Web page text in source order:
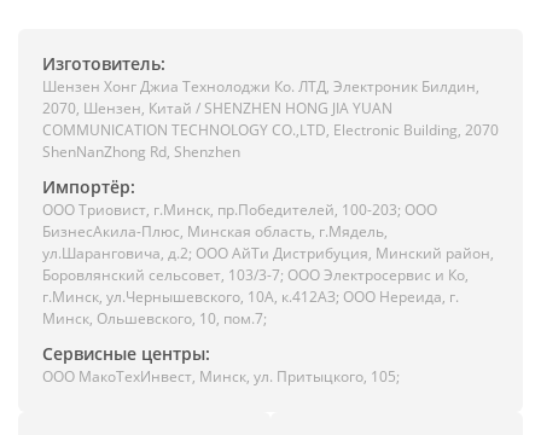
Изготовитель:
Шензен Хонг Джиа Технолоджи Ко. ЛТД, Электроник Билдин,
2070, Шензен, Китай / SHENZHEN HONG JIA YUAN
COMMUNICATION TECHNOLOGY CO.,LTD, Electronic Building, 2070
ShenNanZhong Rd, Shenzhen
Импортёр:
ООО Триовист, г.Минск, пр.Победителей, 100-203; ООО
БизнесАкила-Плюс, Минская область, г.Мядель,
ул.Шаранговича, д.2; ООО АйТи Дистрибуция, Минский район,
Боровлянский сельсовет, 103/3-7; ООО Электросервис и Ко,
г.Минск, ул.Чернышевского, 10А, к.412АЗ; ООО Нереида, г.
Минск, Ольшевского, 10, пом.7;
Сервисные центры:
ООО МакоТехИнвест, Минск, ул. Притыцкого, 105;